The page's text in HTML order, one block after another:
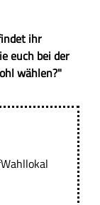
ihr
euch bei der
wählen?"